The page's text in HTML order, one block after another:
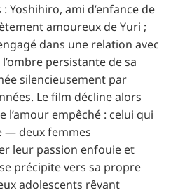
Yoshihiro, ami d’enfance de
amoureux de Yuri ;
dans une relation avec
persistante de sa
silencieusement par
Le film décline alors
l’amour empêché : celui qui
— deux femmes
leur passion enfouie et
précipite vers sa propre
adolescents rêvant